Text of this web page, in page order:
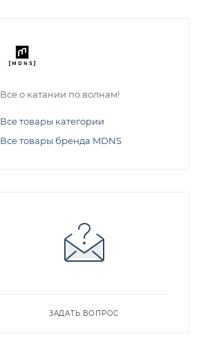
Все о катании по волнам!
Все товары категории
Все товары бренда MDNS
ЗАДАТЬ ВОПРОС